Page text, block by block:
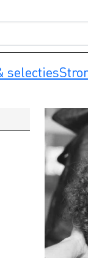
selecties